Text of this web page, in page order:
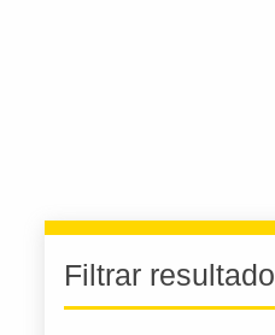
Filtrar resultado